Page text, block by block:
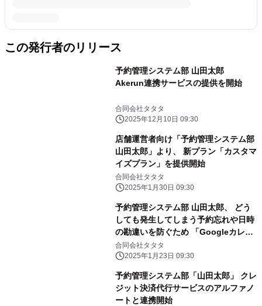
この発行者のリリース
予約管理システム部 山田太郎
Akerun連携サービスの提供を開始
合同会社タタタ
2025年12月10日 09:30
店舗運営者向け「予約管理システム部
山田太郎」より、 新プラン「カスタマ
イズプラン」を提供開始
合同会社タタタ
2025年1月30日 09:30
予約管理システム部 山田太郎、 どう
しても発生してしまう予約忘れや日時
の勘違いを防ぐため 「Googleカレン
ダー」との連携を開始
合同会社タタタ
2025年1月23日 09:30
予約管理システム部「山田太郎」 クレ
ジット決済代行サービスのアルファノ
ートと連携開始